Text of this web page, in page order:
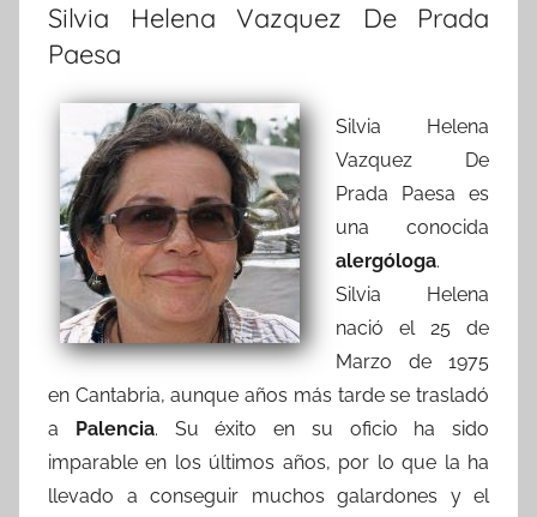
Silvia Helena Vazquez De Prada
Paesa
Silvia Helena
Vazquez De
Prada Paesa es
una conocida
alergóloga.
Silvia Helena
nació el 25 de
Marzo de 1975
en Cantabria, aunque años más tarde se trasladó
a Palencia. Su éxito en su oficio ha sido
imparable en los últimos años, por lo que la ha
llevado a conseguir muchos galardones y el